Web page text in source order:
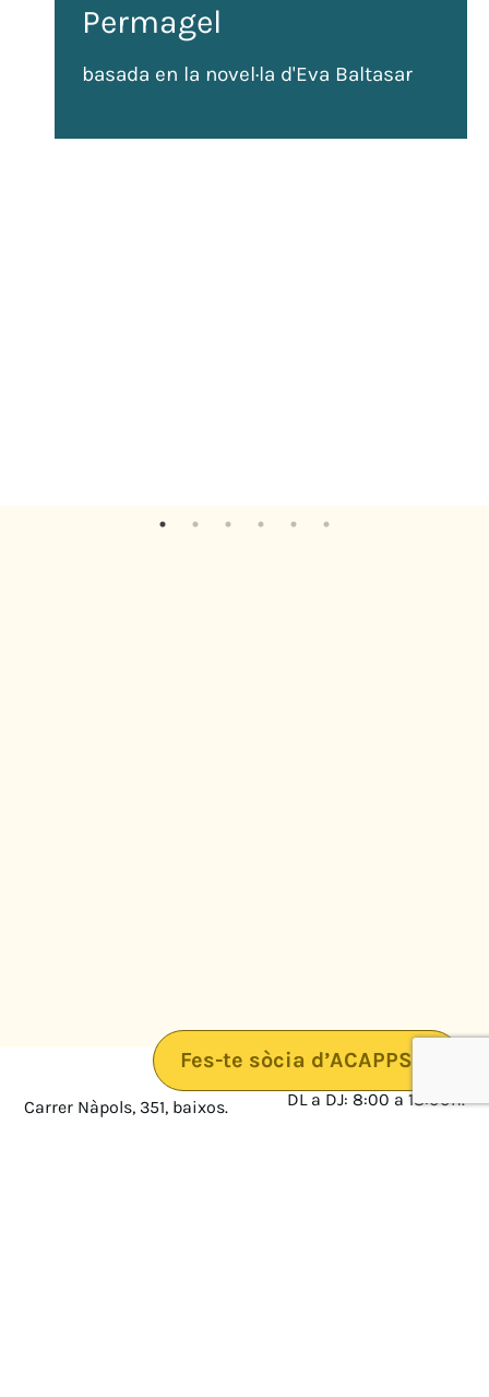
Permagel
basada en la novel·la d'Eva Baltasar
Fes-te sòcia d’ACAPPS
Carrer Nàpols, 351, baixos.
08025 · Barcelona
DL a DJ: 8:00 a 18:00h.